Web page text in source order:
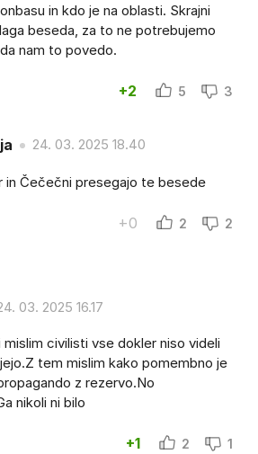
in kdo je na oblasti. Skrajni
beseda, za to ne potrebujemo
nam to povedo.
+2 5 3
24. 03. 2025 18.40
in Čečečni presegajo te besede
+0 2 2
03. 2025 16.17
civilisti vse dokler niso videli
tem mislim kako pomembno je
z rezervo.No
nikoli ni bilo
+1 2 1